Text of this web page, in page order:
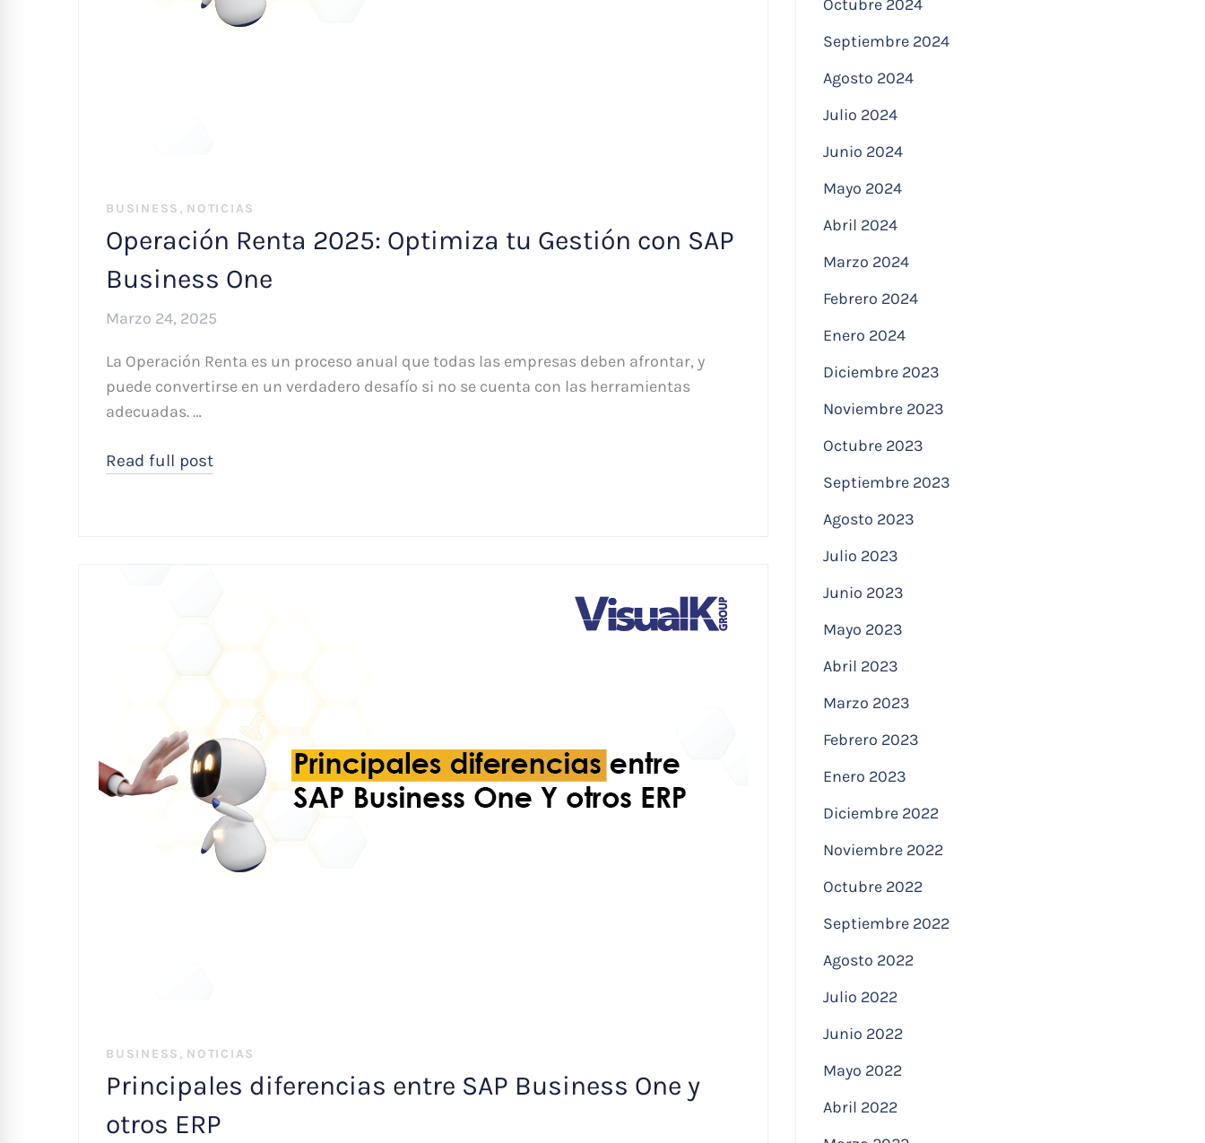
BUSINESS , NOTICIAS
Operación Renta 2025: Optimiza tu Gestión con SAP
Business One
Marzo 24, 2025
La Operación Renta es un proceso anual que todas las empresas deben afrontar, y
puede convertirse en un verdadero desafío si no se cuenta con las herramientas
adecuadas. …
Read full post
BUSINESS , NOTICIAS
Principales diferencias entre SAP Business One y
otros ERP
Octubre 2024
Septiembre 2024
Agosto 2024
Julio 2024
Junio 2024
Mayo 2024
Abril 2024
Marzo 2024
Febrero 2024
Enero 2024
Diciembre 2023
Noviembre 2023
Octubre 2023
Septiembre 2023
Agosto 2023
Julio 2023
Junio 2023
Mayo 2023
Abril 2023
Marzo 2023
Febrero 2023
Enero 2023
Diciembre 2022
Noviembre 2022
Octubre 2022
Septiembre 2022
Agosto 2022
Julio 2022
Junio 2022
Mayo 2022
Abril 2022